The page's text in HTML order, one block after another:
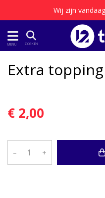
Wij zijn
MENU ZOEKEN
Extra topping
€ 2,00
– +